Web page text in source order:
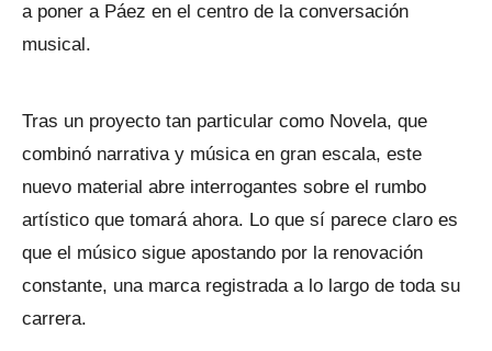
a poner a Páez en el centro de la conversación
musical.
Tras un proyecto tan particular como Novela, que
combinó narrativa y música en gran escala, este
nuevo material abre interrogantes sobre el rumbo
artístico que tomará ahora. Lo que sí parece claro es
que el músico sigue apostando por la renovación
constante, una marca registrada a lo largo de toda su
carrera.